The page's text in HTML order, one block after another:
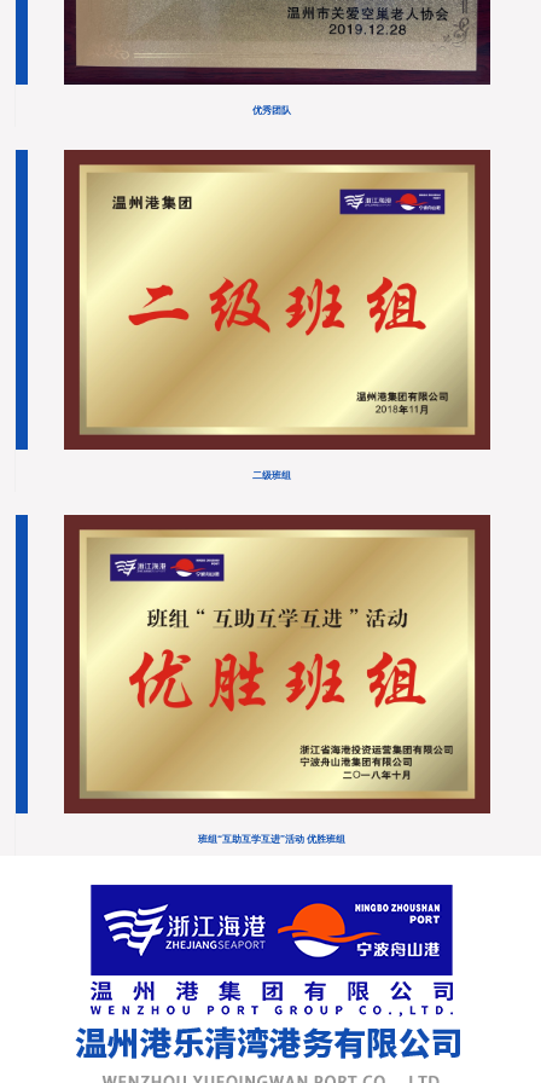
优秀团队
二级班组
班组“互助互学互进”活动 优胜班组